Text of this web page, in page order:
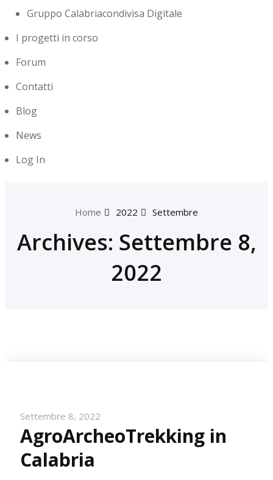
Gruppo Calabriacondivisa Digitale
I progetti in corso
Forum
Contatti
Blog
News
Log In
Home 2022 Settembre
Archives: Settembre 8,
2022
Settembre 8, 2022
AgroArcheoTrekking in
Calabria